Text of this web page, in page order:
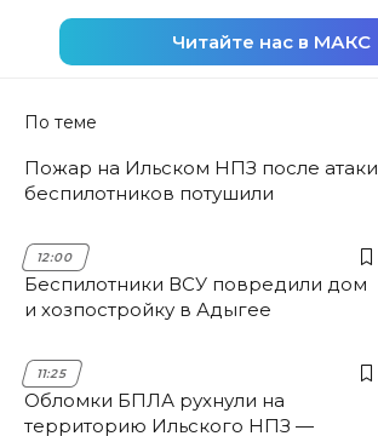
Читайте нас в МАКС
По теме
Пожар на Ильском НПЗ после атаки
беспилотников потушили
12:00
Беспилотники ВСУ повредили дом
и хозпостройку в Адыгее
11:25
Обломки БПЛА рухнули на
территорию Ильского НПЗ —